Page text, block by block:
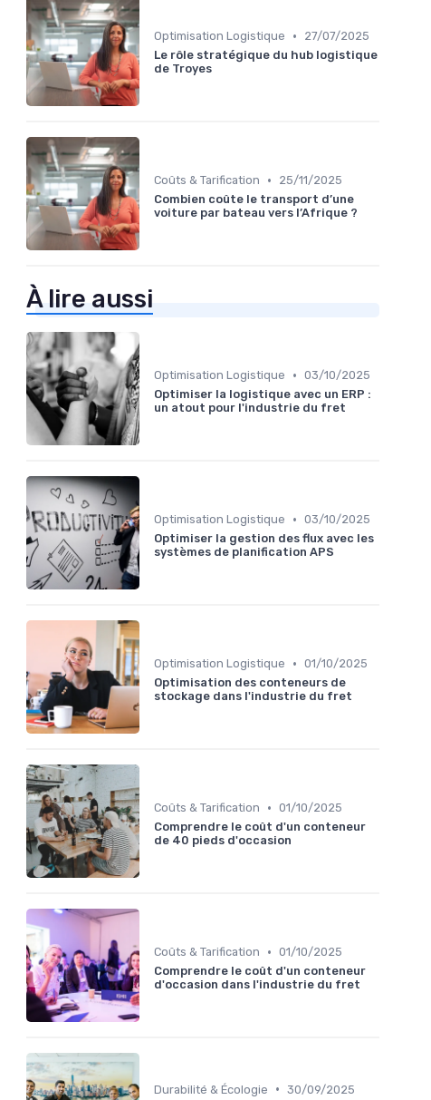
Optimisation Logistique •
27/07/2025
Le rôle stratégique du hub logistique
de Troyes
Coûts & Tarification •
25/11/2025
Combien coûte le transport d’une
voiture par bateau vers l’Afrique ?
À lire aussi
Optimisation Logistique • 03/10/2025
Optimiser la logistique avec un ERP :
un atout pour l'industrie du fret
Optimisation Logistique • 03/10/2025
Optimiser la gestion des flux avec les
systèmes de planification APS
Optimisation Logistique • 01/10/2025
Optimisation des conteneurs de
stockage dans l'industrie du fret
Coûts & Tarification • 01/10/2025
Comprendre le coût d'un conteneur
de 40 pieds d'occasion
Coûts & Tarification • 01/10/2025
Comprendre le coût d'un conteneur
d'occasion dans l'industrie du fret
Durabilité & Écologie • 30/09/2025